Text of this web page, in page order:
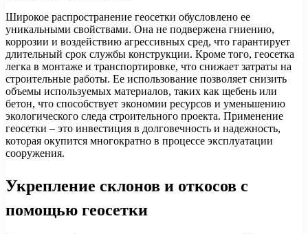
Широкое распространение геосетки обусловлено ее
уникальными свойствами. Она не подвержена гниению,
коррозии и воздействию агрессивных сред, что гарантирует
длительный срок службы конструкции. Кроме того, геосетка
легка в монтаже и транспортировке, что снижает затраты на
строительные работы. Ее использование позволяет снизить
объемы используемых материалов, таких как щебень или
бетон, что способствует экономии ресурсов и уменьшению
экологического следа строительного проекта. Применение
геосетки – это инвестиция в долговечность и надежность,
которая окупится многократно в процессе эксплуатации
сооружения.
Укрепление склонов и откосов с
помощью геосетки